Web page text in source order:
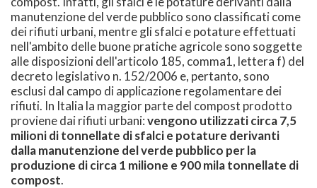
manutenzione del verde pubblico sono classificati come
dei rifiuti urbani, mentre gli sfalci e potature effettuati
nell'ambito delle buone pratiche agricole sono soggette
alle disposizioni dell'articolo 185, comma1, lettera f) del
decreto legislativo n. 152/2006 e, pertanto, sono
esclusi dal campo di applicazione regolamentare dei
rifiuti. In Italia la maggior parte del compost prodotto
proviene dai rifiuti urbani:vengono utilizzati circa 7,5
milioni di tonnellate di sfalci e potature derivanti
dalla manutenzione del verde pubblico per la
produzione di circa 1 milione e 900 mila tonnellate di
compost.